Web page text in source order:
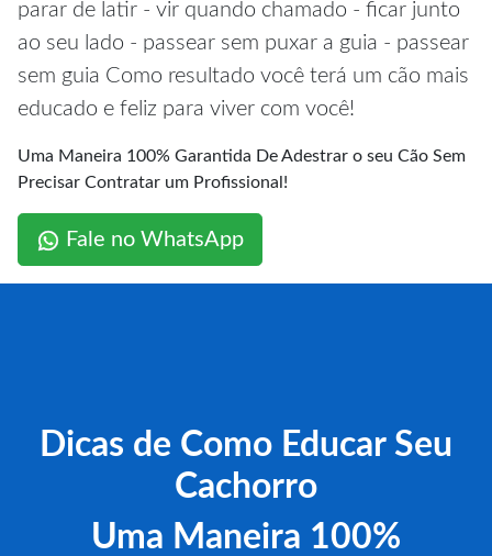
parar de latir - vir quando chamado - ficar junto
ao seu lado - passear sem puxar a guia - passear
sem guia Como resultado você terá um cão mais
educado e feliz para viver com você!
Uma Maneira 100% Garantida De Adestrar o seu Cão Sem
Precisar Contratar um Profissional!
Fale no WhatsApp
Dicas de Como Educar Seu
Cachorro
Uma Maneira 100%